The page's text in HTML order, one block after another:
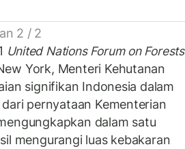
2 / 2
United Nations Forum on Forests
York, Menteri Kehutanan
signifikan Indonesia dalam
pernyataan Kementerian
dalam satu
mengurangi luas kebakaran